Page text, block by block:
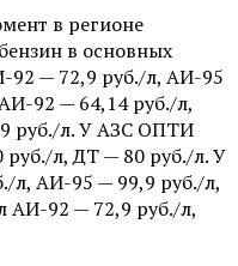
в регионе
в основных
92 — 72,9 руб./л, АИ-95
92 — 64,14 руб./л,
руб./л. У АЗС ОПТИ
л, ДТ — 80 руб./л. У
л, АИ-95 — 99,9 руб./л,
АИ-92 — 72,9 руб./л,